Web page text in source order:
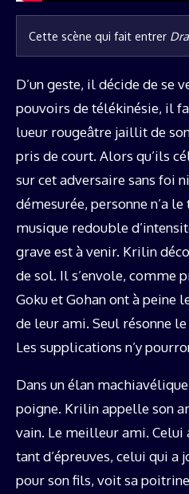
Cette scène qui fait entrer
D’un geste, il décide de se
pouvoirs de télékinésie, il
lueur rougeâtre jaillit de
pris de court. Alors qu’ils
sur cet adversaire sans foi
démesurée, personne n’a
musique redouble
grave est à venir. Krilin
de sol. Il s’envole, comme
Goku et Gohan ont à peine
de leur ami. Seul résonne
Les supplications n’y
Dans un élan
poigne. Krilin appelle son
vain. Le meilleur ami. Celui
tant d’épreuves, celui qui a
pour son fils, voit sa